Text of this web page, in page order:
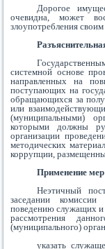
Дорогое
очевидна, может
злоупотребления
системной основе
направленных на
поступающих на
обращающихся за
или
(муниципальными)
которыми должны
организации
методических
коррупции,
Применение мер
Неэтичный
заседании
поведению служащих и
рассмотрения
(муниципального)
указать